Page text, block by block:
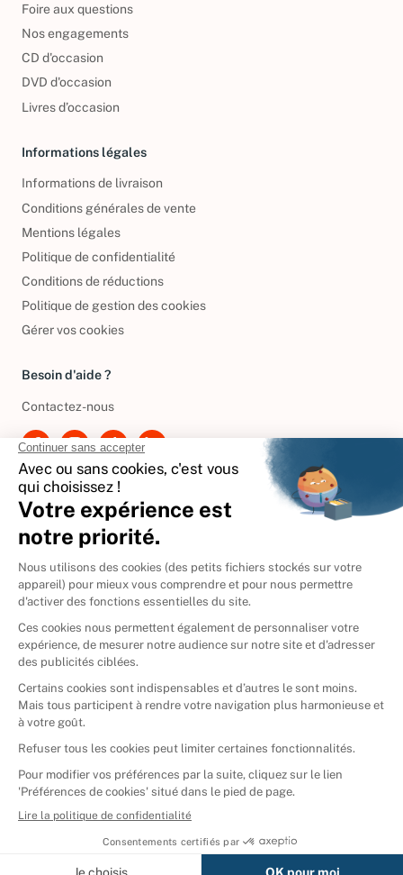
Afficher tous les résultats
Foire aux questions
Nos engagements
CD d'occasion
DVD d'occasion
Livres d’occasion
Informations légales
Informations de livraison
Conditions générales de vente
Mentions légales
Politique de confidentialité
Conditions de réductions
Politique de gestion des cookies
Gérer vos cookies
Besoin d'aide ?
Contactez-nous
International
🇪🇸Espagne
🇩🇪Allemagne
🇮🇹 Italie